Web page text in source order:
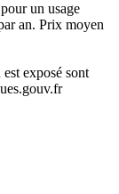
un usage
an. Prix moyen
exposé sont